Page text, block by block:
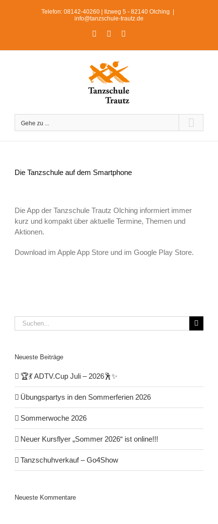
Telefon: 08142-40260 | Ilzweg 5 - 82140 Olching
info@tanzschule-trautz.de
FacebookInstagram
Gehe zu ...
Die Tanzschule auf dem Smartphone
grösseres
Bild
Die App der Tanzschule Trautz Olching informiert immer
kurz und kompakt über aktuelle Termine, Themen und
Aktionen.
Download im Apple App Store und im Google Play Store.
Suche
nach:
Neueste Beiträge
🏆💃 ADTV.Cup Juli – 2026🕺✨
Übungspartys in den Sommerferien 2026
Sommerwoche 2026
Neuer Kursflyer „Sommer 2026“ ist online!!!
Tanzschuhverkauf – Go4Show
Neueste Kommentare